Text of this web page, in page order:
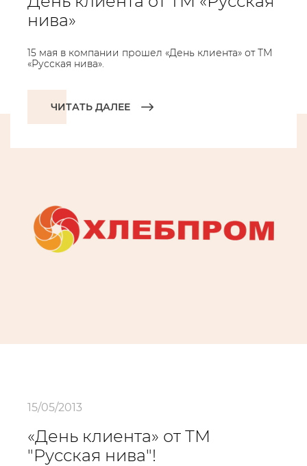
нива»
15 мая в компании прошел «День клиента» от ТМ
«Русская нива».
ЧИТАТЬ ДАЛЕЕ
15/05/2013
«День клиента» от ТМ
"Русская нива"!